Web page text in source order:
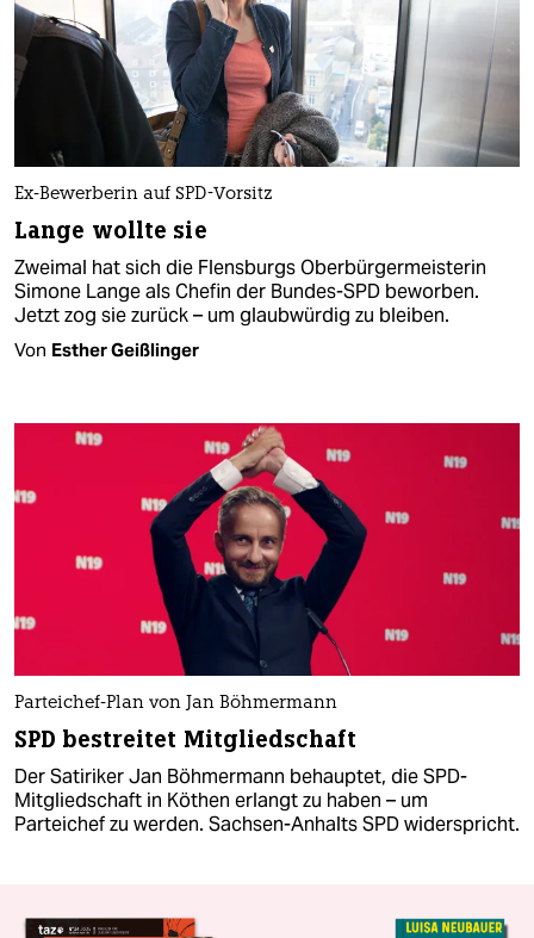
Ex-Bewerberin auf SPD-Vorsitz
Lange wollte sie
Zweimal hat sich die Flensburgs Oberbürgermeisterin
Simone Lange als Chefin der Bundes-SPD beworben.
Jetzt zog sie zurück – um glaubwürdig zu bleiben.
Von Esther Geißlinger
Parteichef-Plan von Jan Böhmermann
SPD bestreitet Mitgliedschaft
Der Satiriker Jan Böhmermann behauptet, die SPD-
Mitgliedschaft in Köthen erlangt zu haben – um
Parteichef zu werden. Sachsen-Anhalts SPD widerspricht.